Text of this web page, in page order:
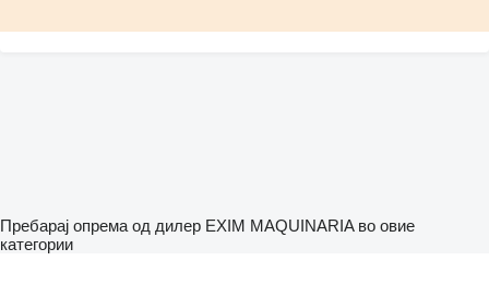
Пребарај опрема од дилер EXIM MAQUINARIA во овие
категории